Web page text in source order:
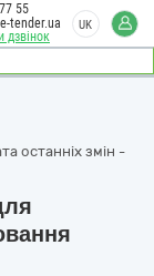
дзвінок
55
tender.ua
UK
останніх змін -